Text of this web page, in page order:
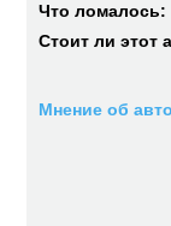
Что ломалось:
Стоит ли этот
Мнение об